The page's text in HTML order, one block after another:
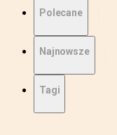
Polecane
Najnowsze
Tagi